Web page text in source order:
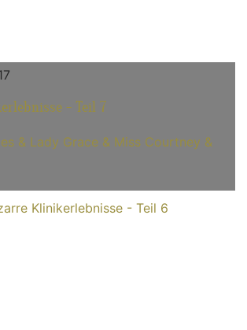
- Teil 7
& Lady Grace & Miss Courtney &